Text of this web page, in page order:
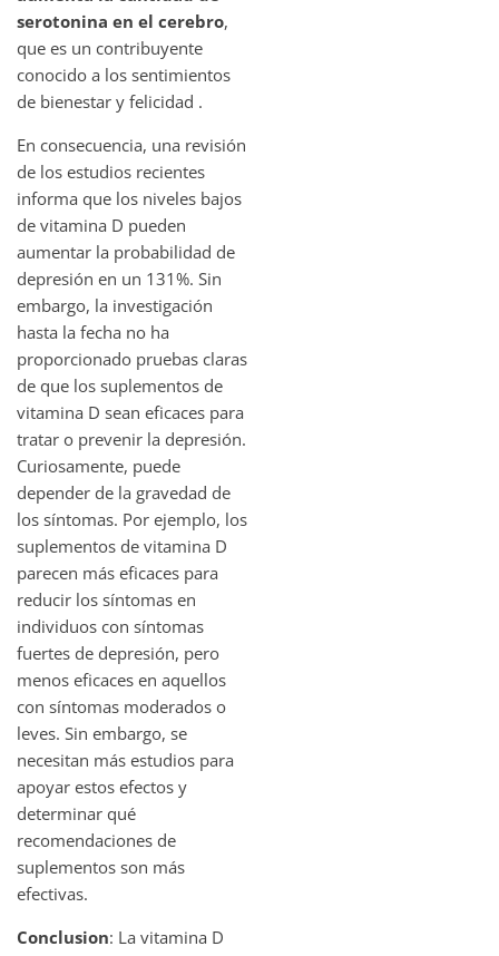
serotonina en el cerebro,
que es un contribuyente
conocido a los sentimientos
de bienestar y felicidad .
En consecuencia, una revisión
de los estudios recientes
informa que los niveles bajos
de vitamina D pueden
aumentar la probabilidad de
depresión en un 131%. Sin
embargo, la investigación
hasta la fecha no ha
proporcionado pruebas claras
de que los suplementos de
vitamina D sean eficaces para
tratar o prevenir la depresión.
Curiosamente, puede
depender de la gravedad de
los síntomas. Por ejemplo, los
suplementos de vitamina D
parecen más eficaces para
reducir los síntomas en
individuos con síntomas
fuertes de depresión, pero
menos eficaces en aquellos
con síntomas moderados o
leves. Sin embargo, se
necesitan más estudios para
apoyar estos efectos y
determinar qué
recomendaciones de
suplementos son más
efectivas.
Conclusion: La vitamina D